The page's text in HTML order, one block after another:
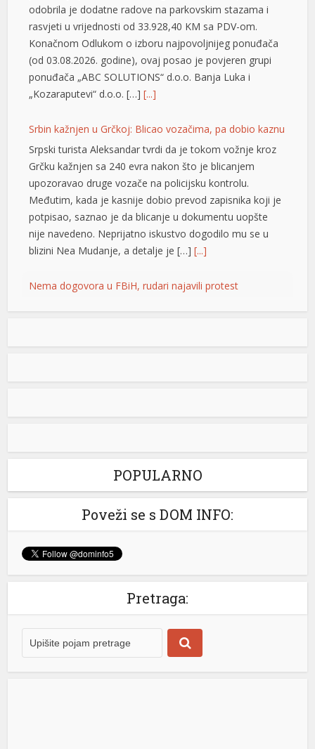
odobrila je dodatne radove na parkovskim stazama i
rasvjeti u vrijednosti od 33.928,40 KM sa PDV-om.
Konačnom Odlukom o izboru najpovoljnijeg ponuđača
(od 03.08.2026. godine), ovaj posao je povjeren grupi
ponuđača „ABC SOLUTIONS“ d.o.o. Banja Luka i
„Kozaraputevi“ d.o.o. […][...]
Srbin kažnjen u Grčkoj: Blicao vozačima, pa dobio kaznu
Srpski turista Aleksandar tvrdi da je tokom vožnje kroz
Grčku kažnjen sa 240 evra nakon što je blicanjem
upozoravao druge vozače na policijsku kontrolu.
Međutim, kada je kasnije dobio prevod zapisnika koji je
potpisao, saznao je da blicanje u dokumentu uopšte
nije navedeno. Neprijatno iskustvo dogodilo mu se u
blizini Nea Mudanje, a detalje je […][...]
Nema dogovora u FBiH, rudari najavili protest
vatrogasci ostaju dežurati
Na bijeljinskoj obilaznici uspostavljen je saobraćaj koji
je bio potpuno obustavljen zbog požara niskog rastinja
koji je zahvatio veliku površinu sa obje strane puta,
dvadesetak vatrogasaca sa sedam vozila. Zbog
opasnosti da vjetar ponovo razbukta vatru, na terenu će
ostati da dežura jedno vatrogasno vozilo. Podsjetimo,
POPULARNO
Poveži se s DOM INFO:
Pretraga: